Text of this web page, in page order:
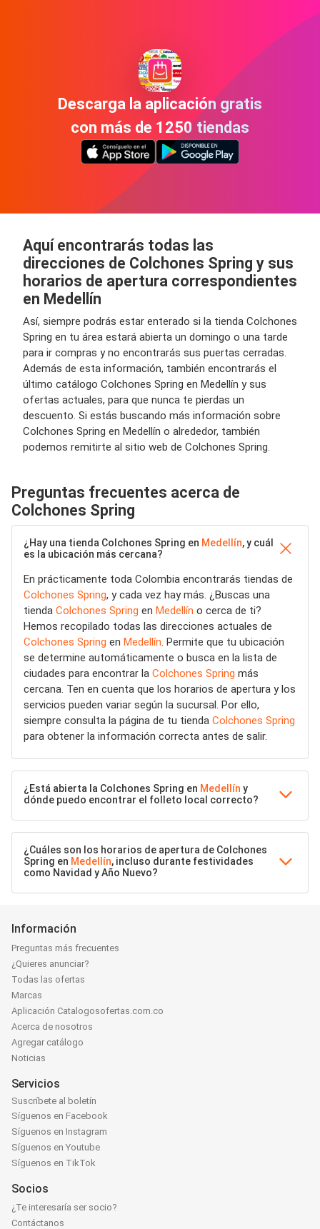
Descarga la aplicación gratis
con más de 1250 tiendas
Aquí encontrarás todas las
direcciones de Colchones Spring y sus
horarios de apertura correspondientes
en Medellín
Así, siempre podrás estar enterado si la tienda Colchones
Spring en tu área estará abierta un domingo o una tarde
para ir compras y no encontrarás sus puertas cerradas.
Además de esta información, también encontrarás el
último catálogo Colchones Spring en Medellín y sus
ofertas actuales, para que nunca te pierdas un
descuento. Si estás buscando más información sobre
Colchones Spring en Medellín o alrededor, también
podemos remitirte al sitio web de Colchones Spring.
Preguntas frecuentes acerca de
Colchones Spring
¿Hay una tienda Colchones Spring en Medellín, y cuál
es la ubicación más cercana?
En prácticamente toda Colombia encontrarás tiendas de
Colchones Spring, y cada vez hay más. ¿Buscas una
tienda Colchones Spring en Medellín o cerca de ti?
Hemos recopilado todas las direcciones actuales de
Colchones Spring en Medellín. Permite que tu ubicación
se determine automáticamente o busca en la lista de
ciudades para encontrar la Colchones Spring más
cercana. Ten en cuenta que los horarios de apertura y los
servicios pueden variar según la sucursal. Por ello,
siempre consulta la página de tu tienda Colchones Spring
para obtener la información correcta antes de salir.
¿Está abierta la Colchones Spring en Medellín y
dónde puedo encontrar el folleto local correcto?
¿Cuáles son los horarios de apertura de Colchones
Spring en Medellín, incluso durante festividades
como Navidad y Año Nuevo?
Información
Preguntas más frecuentes
¿Quieres anunciar?
Todas las ofertas
Marcas
Aplicación Catalogosofertas.com.co
Acerca de nosotros
Agregar catálogo
Noticias
Servicios
Suscríbete al boletín
Síguenos en Facebook
Síguenos en Instagram
Síguenos en Youtube
Síguenos en TikTok
Socios
¿Te interesaría ser socio?
Contáctanos